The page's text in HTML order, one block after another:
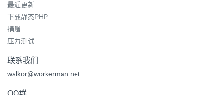
最近更新
下载静态PHP
捐赠
压力测试
联系我们
walkor@workerman.net
QQ群